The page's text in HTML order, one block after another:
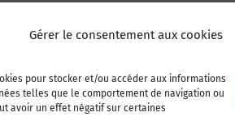
Gérer le consentement aux cookies
pour stocker et/ou accéder aux informations
telles que le comportement de navigation ou
avoir un effet négatif sur certaines
votre annonce Adhérer à